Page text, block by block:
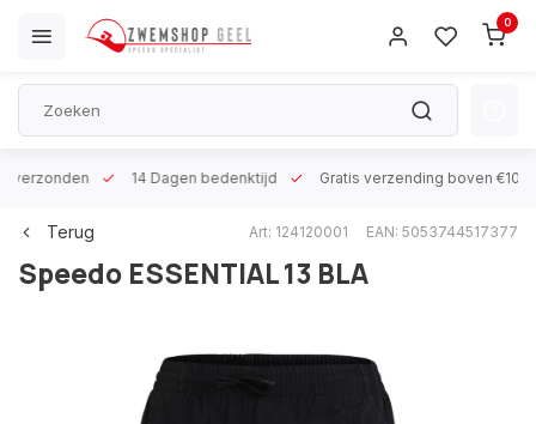
0
verzonden 14 Dagen bedenktijd Gratis verzending boven €100
Terug Art: 124120001 EAN: 5053744517377
Speedo ESSENTIAL 13 BLA